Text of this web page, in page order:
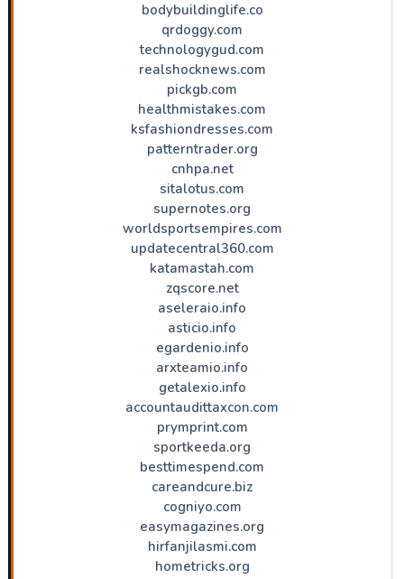
bodybuildinglife.co
qrdoggy.com
technologygud.com
realshocknews.com
pickgb.com
healthmistakes.com
ksfashiondresses.com
patterntrader.org
cnhpa.net
sitalotus.com
supernotes.org
worldsportsempires.com
updatecentral360.com
katamastah.com
zqscore.net
aseleraio.info
asticio.info
egardenio.info
arxteamio.info
getalexio.info
accountaudittaxcon.com
prymprint.com
sportkeeda.org
besttimespend.com
careandcure.biz
cogniyo.com
easymagazines.org
hirfanjilasmi.com
hometricks.org